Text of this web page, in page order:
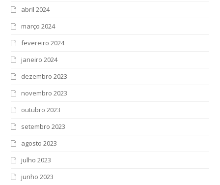
abril 2024
março 2024
fevereiro 2024
janeiro 2024
dezembro 2023
novembro 2023
outubro 2023
setembro 2023
agosto 2023
julho 2023
junho 2023